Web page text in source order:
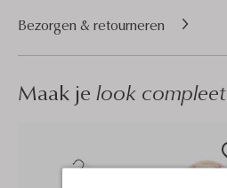
Bezorgen & retourneren
Maak je look compleet